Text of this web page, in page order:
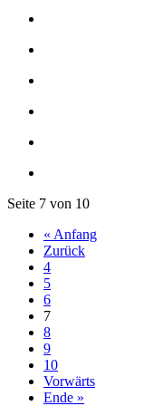
Seite 7 von 10
« Anfang
Zurück
4
5
6
7
8
9
10
Vorwärts
Ende »